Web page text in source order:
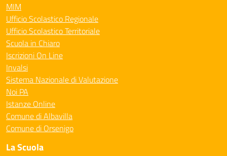
MIM
Ufficio Scolastico Regionale
Ufficio Scolastico Territoriale
Scuola in Chiaro
Iscrizioni On Line
Invalsi
Sistema Nazionale di Valutazione
Noi PA
Istanze Online
Comune di Albavilla
Comune di Orsenigo
La Scuola